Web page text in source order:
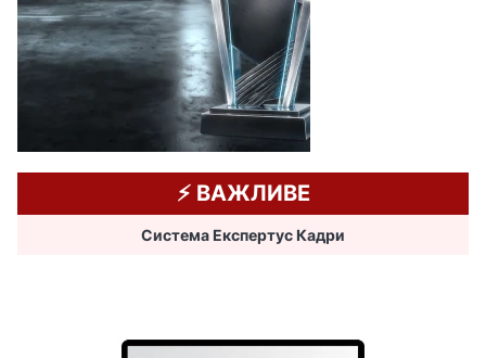
⚡️ ВАЖЛИВЕ
Система Експертус Кадри